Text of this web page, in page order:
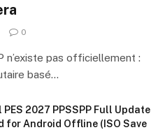
0
n’existe pas officiellement :
basé…
2027 PPSSPP Full Update
for Android Offline (ISO Save